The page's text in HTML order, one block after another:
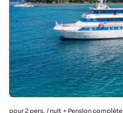
pour 2 pers. / nuit + Pension complète